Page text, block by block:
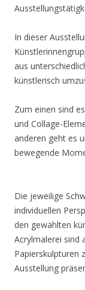
In dieser
aus
künstlerisch
Zum einen sind
und Collage-
anderen geht es
bewegende
Die jeweilige
individuellen
den gewählten
Acrylmalerei sind
Papierskulpturen
Ausstellung